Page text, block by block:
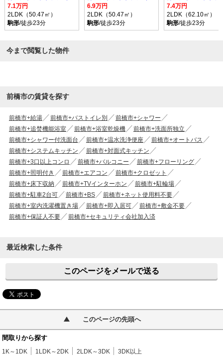
7.1万円
2LDK（50.47㎡）
駒形/徒歩23分
6.9万円
2LDK（50.47㎡）
駒形/徒歩23分
7.4万円
2LDK（62.10㎡）
駒形/徒歩23分
今まで閲覧した物件
前橋市の賃貸を探す
前橋市+給湯 前橋市+バストイレ別
前橋市+シャワー
前橋市+追焚機能浴室
前橋市+浴室乾燥機
前橋市+洗面所独立
前橋市+シャワー付洗面台
前橋市+温水洗浄便座
前橋市+オートバス
前橋市+システムキッチン
前橋市+対面式キッチン
前橋市+3口以上コンロ
前橋市+バルコニー
前橋市+フローリング
前橋市+照明付き
前橋市+エアコン
前橋市+クロゼット
前橋市+床下収納
前橋市+TVインターホン
前橋市+駐輪場
前橋市+駐車2台可
前橋市+BS
前橋市+ネット使用料不要
前橋市+室内洗濯機置き場
前橋市+即入居可
前橋市+敷金不要
前橋市+保証人不要
前橋市+セキュリティ会社加入済
最近検索した条件
このページをメールで送る
このページの先頭へ
間取りから探す
1K～1DK 1LDK～2DK 2LDK～3DK 3DK以上